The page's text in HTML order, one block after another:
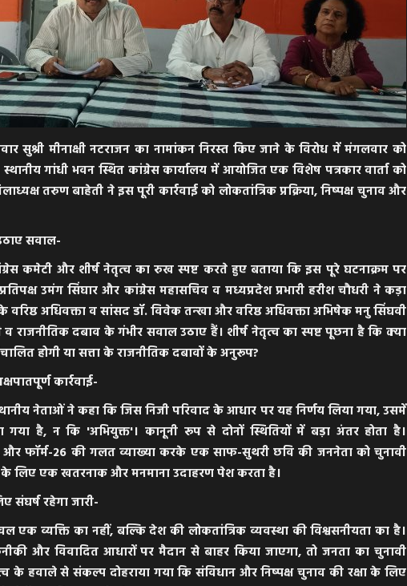
सुश्री मीनाक्षी नटराजन का नामांकन निरस्त किए जाने के विरोध में मंगलवार को
गांधी भवन स्थित कांग्रेस कार्यालय में आयोजित एक विशेष पत्रकार वार्ता को
तरुण बाहेती ने इस पूरी कार्रवाई को लोकतांत्रिक प्रक्रिया, निष्पक्ष चुनाव और
सवाल-
कमेटी और शीर्ष नेतृत्व का रुख स्पष्ट करते हुए बताया कि इस पूरे घटनाक्रम पर
उमंग सिंघार और कांग्रेस महासचिव व मध्यप्रदेश प्रभारी हरीश चौधरी ने कड़ा
वरिष्ठ अधिवक्ता व सांसद डॉ. विवेक तन्खा और वरिष्ठ अधिवक्ता अभिषेक मनु सिंघवी
राजनीतिक दबाव के गंभीर सवाल उठाए हैं। शीर्ष नेतृत्व का स्पष्ट पूछना है कि क्या
होगी या सत्ता के राजनीतिक दबावों के अनुरूप?
कार्रवाई-
नेताओं ने कहा कि जिस निजी परिवाद के आधार पर यह निर्णय लिया गया, उसमें
गया है, न कि 'अभियुक्त'। कानूनी रूप से दोनों स्थितियों में बड़ा अंतर होता है।
और फॉर्म-26 की गलत व्याख्या करके एक साफ-सुथरी छवि की जननेता को चुनावी
के लिए एक खतरनाक और मनमाना उदाहरण पेश करता है।
संघर्ष रहेगा जारी-
व्यक्ति का नहीं, बल्कि देश की लोकतांत्रिक व्यवस्था की विश्वसनीयता का है।
और विवादित आधारों पर मैदान से बाहर किया जाएगा, तो जनता का चुनावी
के हवाले से संकल्प दोहराया गया कि संविधान और निष्पक्ष चुनाव की रक्षा के लिए